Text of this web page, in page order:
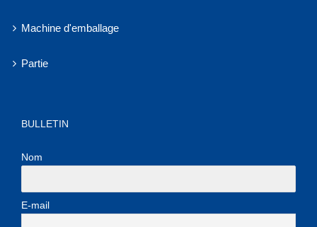
Machine d'emballage
Partie
BULLETIN
Nom
E-mail